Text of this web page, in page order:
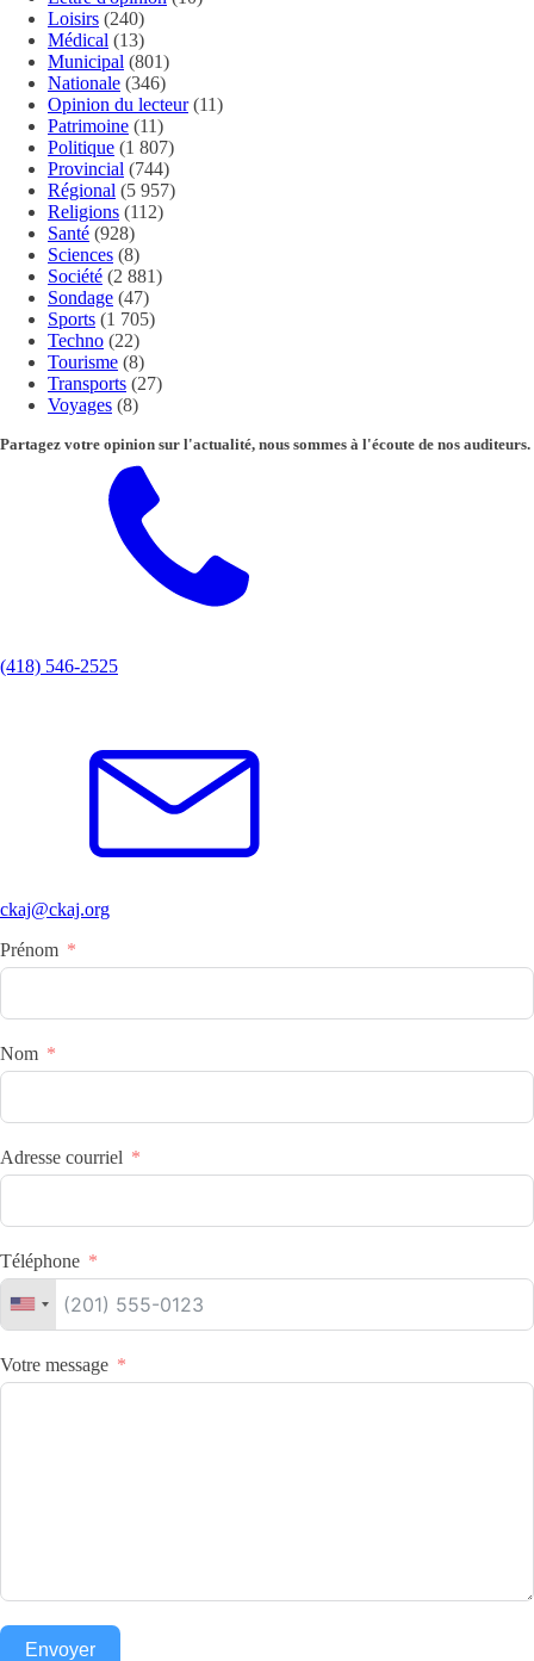
Loisirs (240)
Médical (13)
Municipal (801)
Nationale (346)
Opinion du lecteur(11)
Patrimoine (11)
Politique (1 807)
Provincial (744)
Régional (5 957)
Religions (112)
Santé (928)
Sciences (8)
Société (2 881)
Sondage (47)
Sports (1 705)
Techno (22)
Tourisme (8)
Transports (27)
Voyages (8)
Partagez votre opinion sur l'actualité, nous sommes à l'écoute de nos auditeurs.
(418) 546-2525
ckaj@ckaj.org
Prénom
Nom
Adresse courriel
Téléphone
Votre message
Envoyer